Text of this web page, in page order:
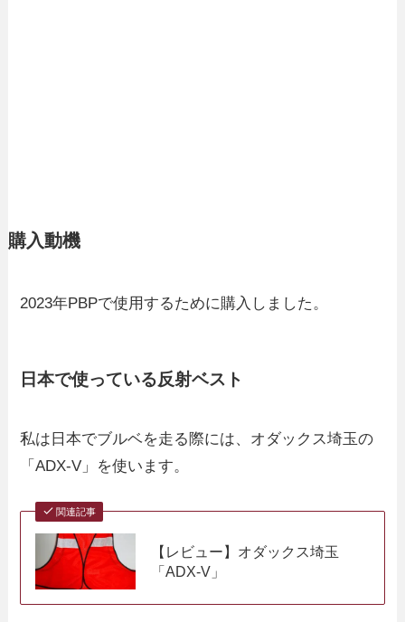
購入動機
2023年PBPで使用するために購入しました。
日本で使っている反射ベスト
私は日本でブルベを走る際には、オダックス埼玉の
「ADX-V」を使います。
関連記事
【レビュー】オダックス埼玉
「ADX-V」